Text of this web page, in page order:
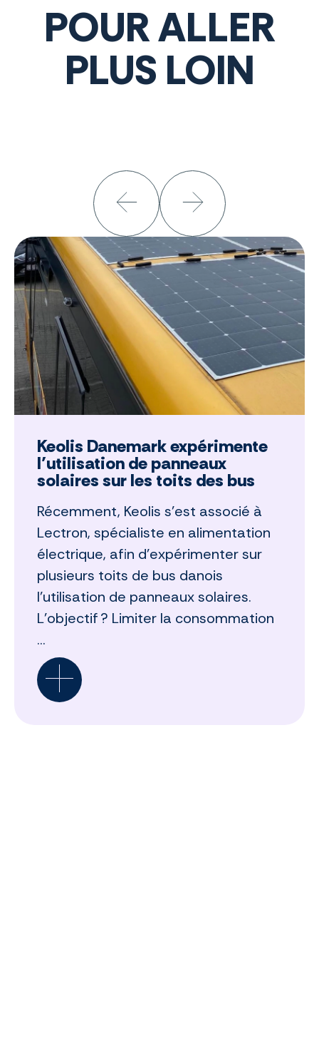
POUR ALLER
PLUS LOIN
Keolis Danemark expérimente
l’utilisation de panneaux
solaires sur les toits des bus
Récemment, Keolis s’est associé à
Lectron, spécialiste en alimentation
électrique, afin d’expérimenter sur
plusieurs toits de bus danois
l’utilisation de panneaux solaires.
L’objectif ? Limiter la consommation
...